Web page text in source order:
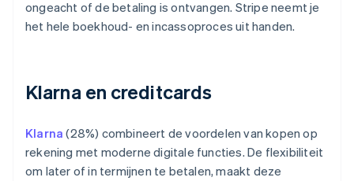
ongeacht of de betaling is ontvangen. Stripe neemt je
het hele boekhoud- en incassoproces uit handen.
Klarna en creditcards
Klarna (28%) combineert de voordelen van kopen op
rekening met moderne digitale functies. De flexibiliteit
om later of in termijnen te betalen, maakt deze